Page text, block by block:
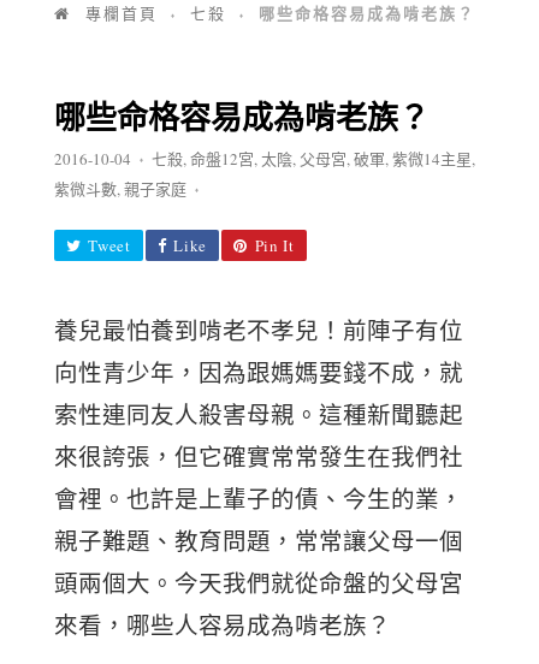
專欄首頁 ♦ 七殺 ♦ 哪些命格容易成為啃老族？
哪些命格容易成為啃老族？
2016-10-04 ♦ 七殺,命盤12宮,太陰, 父母宮,破軍,紫微14主星,
紫微斗數,親子家庭 ♦
Tweet Like Pin It
養兒最怕養到啃老不孝兒！前陣子有位
向性青少年，因為跟媽媽要錢不成，就
索性連同友人殺害母親。這種新聞聽起
來很誇張，但它確實常常發生在我們社
會裡。也許是上輩子的債、今生的業，
親子難題、教育問題，常常讓父母一個
頭兩個大。今天我們就從命盤的父母宮
來看，哪些人容易成為啃老族？